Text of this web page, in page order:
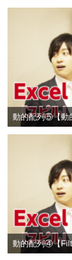
動的配列⑤【動
動的配列④【